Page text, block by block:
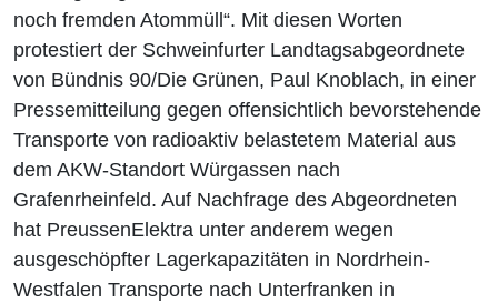
noch fremden Atommüll“. Mit diesen Worten
protestiert der Schweinfurter Landtagsabgeordnete
von Bündnis 90/Die Grünen, Paul Knoblach, in einer
Pressemitteilung gegen offensichtlich bevorstehende
Transporte von radioaktiv belastetem Material aus
dem AKW-Standort Würgassen nach
Grafenrheinfeld. Auf Nachfrage des Abgeordneten
hat PreussenElektra unter anderem wegen
ausgeschöpfter Lagerkapazitäten in Nordrhein-
Westfalen Transporte nach Unterfranken in